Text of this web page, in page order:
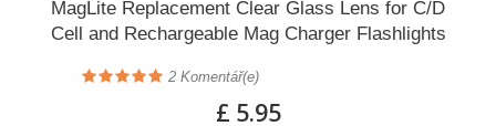
MagLite Replacement Clear Glass Lens for C/D
Cell and Rechargeable Mag Charger Flashlights
2 Komentář(e)
£ 5.95